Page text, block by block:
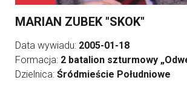
MARIAN ZUBEK "SKOK"
Data wywiadu: 2005-01-18
Formacja: 2 batalion szturmowy
Dzielnica: Śródmieście Południowe